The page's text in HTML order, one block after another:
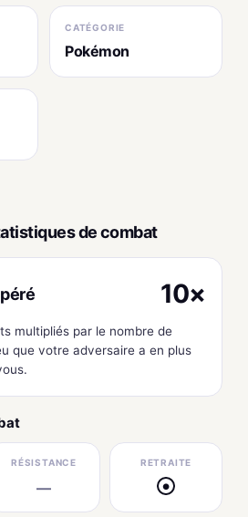
CATÉGORIE
Pokémon
de combat
10×
multipliés par le nombre de
que votre adversaire a en plus
RÉSISTANCE
—
RETRAITE
●